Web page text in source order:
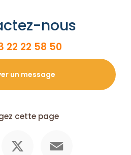
nous
22 22 58 50
un message
cette page